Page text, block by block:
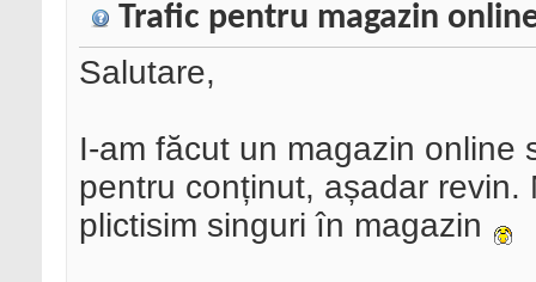
Trafic pentru magazin
Salutare,
I-am făcut un magazin online
pentru conținut, așadar
plictisim singuri în magazin